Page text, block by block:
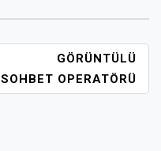
GÖRÜNTÜLÜ
SOHBET OPERATÖRÜ